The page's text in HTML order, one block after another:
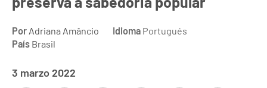
Por Adriana Amâncio Idioma Portugués
País Brasil
3 marzo 2022